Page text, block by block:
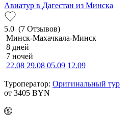
Авиатур в Дагестан из Минска
5.0 (7 Отзывов)
Минск-Махачкала-Минск
8 дней
7 ночей
22.08 29.08 05.09 12.09
Туроператор: Оригинальный тур
от 3405 BYN